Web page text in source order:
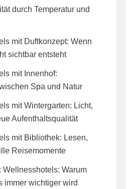
durch Temperatur und
mit Duftkonzept: Wenn
sichtbar entsteht
mit Innenhof:
Spa und Natur
mit Wintergarten: Licht,
Aufenthaltsqualität
mit Bibliothek: Lesen,
Reisemomente
Wellnesshotels: Warum
immer wichtiger wird